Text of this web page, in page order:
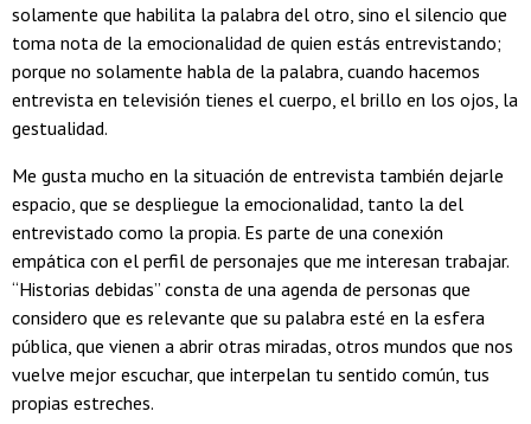
solamente que habilita la palabra del otro, sino el silencio que
toma nota de la emocionalidad de quien estás entrevistando;
porque no solamente habla de la palabra, cuando hacemos
entrevista en televisión tienes el cuerpo, el brillo en los ojos, la
gestualidad.
Me gusta mucho en la situación de entrevista también dejarle
espacio, que se despliegue la emocionalidad, tanto la del
entrevistado como la propia. Es parte de una conexión
empática con el perfil de personajes que me interesan trabajar.
“Historias debidas” consta de una agenda de personas que
considero que es relevante que su palabra esté en la esfera
pública, que vienen a abrir otras miradas, otros mundos que nos
vuelve mejor escuchar, que interpelan tu sentido común, tus
propias estreches.